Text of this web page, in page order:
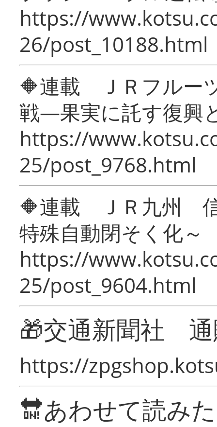
https://
26/post_10188.html
🔶連載 ＪＲフルー
戦―果実に託す復興
https://
25/post_9768.html
🔶連載 ＪＲ九州 信
特殊自動閉そく化～
https://
25/post_9604.html
🎁交通新聞社
https://
🔛あわせて読み